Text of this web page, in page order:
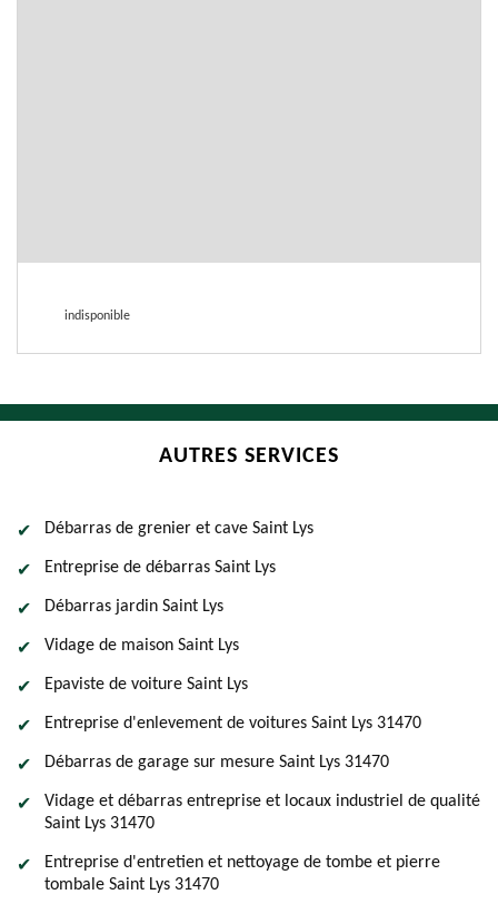
indisponible
AUTRES SERVICES
Débarras de grenier et cave Saint Lys
Entreprise de débarras Saint Lys
Débarras jardin Saint Lys
Vidage de maison Saint Lys
Epaviste de voiture Saint Lys
Entreprise d'enlevement de voitures Saint Lys 31470
Débarras de garage sur mesure Saint Lys 31470
Vidage et débarras entreprise et locaux industriel de qualité
Saint Lys 31470
Entreprise d'entretien et nettoyage de tombe et pierre
tombale Saint Lys 31470